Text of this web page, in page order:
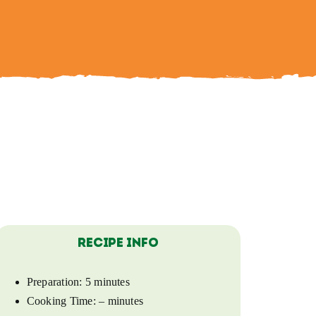
Recipe Info
Preparation: 5 minutes
Cooking Time: – minutes